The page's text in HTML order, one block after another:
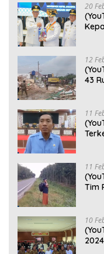
20
12
43
11
11
Tim
10